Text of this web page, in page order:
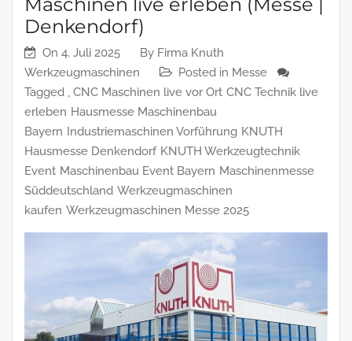
Denkendorf)
On 4. Juli 2025 By Firma Knuth
Werkzeugmaschinen
Posted in Messe
Tagged , CNC Maschinen live vor Ort CNC Technik live
erleben Hausmesse Maschinenbau
Bayern Industriemaschinen Vorführung KNUTH
Hausmesse Denkendorf KNUTH Werkzeugtechnik
Event Maschinenbau Event Bayern Maschinenmesse
Süddeutschland Werkzeugmaschinen
kaufen Werkzeugmaschinen Messe 2025